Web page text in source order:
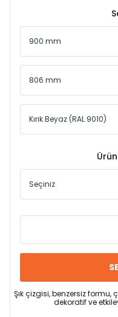
Şık çizgisi, benzersiz
dekoratif ve